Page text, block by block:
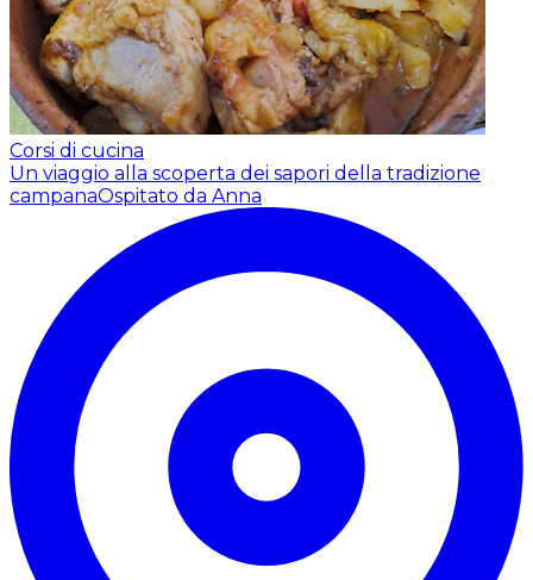
Corsi di cucina
Un viaggio alla scoperta dei sapori della tradizione
campanaOspitato da Anna